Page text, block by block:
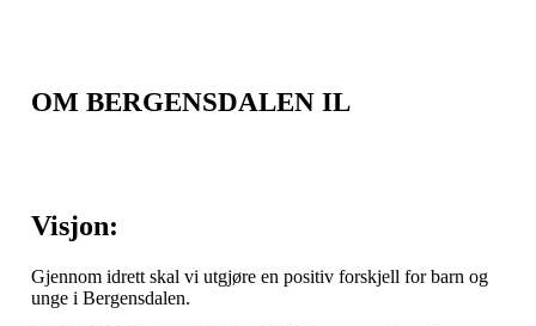
OM BERGENSDALEN IL
Visjon:
Gjennom idrett skal vi utgjøre en positiv forskjell for barn og
unge i Bergensdalen.